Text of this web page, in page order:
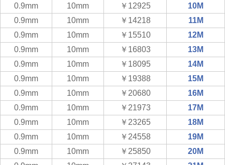
0.9mm
10mm ￥12925
10M
0.9mm
10mm ￥14218
11M
0.9mm
10mm ￥15510
12M
0.9mm
10mm ￥16803
13M
0.9mm
10mm ￥18095
14M
0.9mm
10mm ￥19388
15M
0.9mm
10mm ￥20680
16M
0.9mm
10mm ￥21973
17M
0.9mm
10mm ￥23265
18M
0.9mm
10mm ￥24558
19M
0.9mm
10mm ￥25850
20M